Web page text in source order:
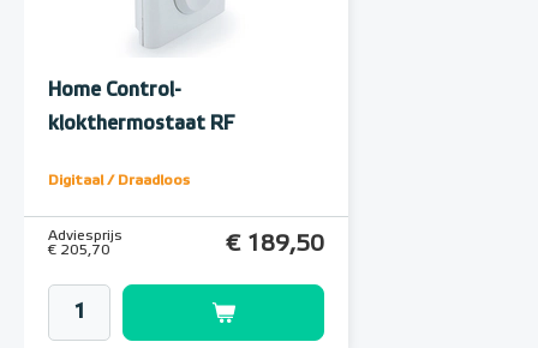
Home Control-
klokthermostaat RF
Digitaal / Draadloos
Adviesprijs
€ 205,70
€ 189,50